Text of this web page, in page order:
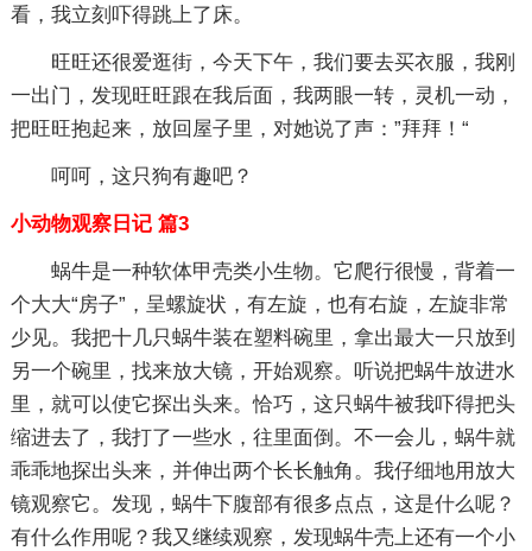
看，我立刻吓得跳上了床。
旺旺还很爱逛街，今天下午，我们要去买衣服，我刚
一出门，发现旺旺跟在我后面，我两眼一转，灵机一动，
把旺旺抱起来，放回屋子里，对她说了声：”拜拜！“
呵呵，这只狗有趣吧？
小动物观察日记 篇3
蜗牛是一种软体甲壳类小生物。它爬行很慢，背着一
个大大“房子”，呈螺旋状，有左旋，也有右旋，左旋非常
少见。我把十几只蜗牛装在塑料碗里，拿出最大一只放到
另一个碗里，找来放大镜，开始观察。听说把蜗牛放进水
里，就可以使它探出头来。恰巧，这只蜗牛被我吓得把头
缩进去了，我打了一些水，往里面倒。不一会儿，蜗牛就
乖乖地探出头来，并伸出两个长长触角。我仔细地用放大
镜观察它。发现，蜗牛下腹部有很多点点，这是什么呢？
有什么作用呢？我又继续观察，发现蜗牛壳上还有一个小